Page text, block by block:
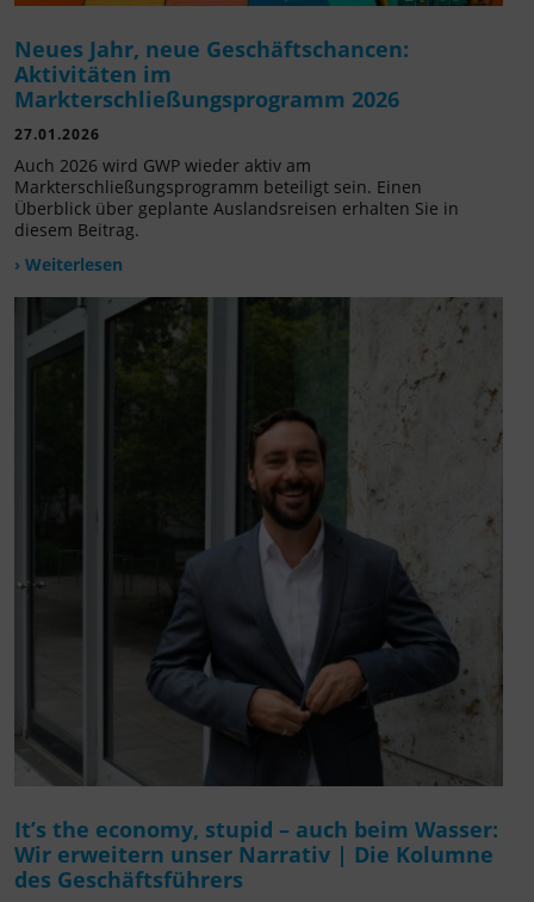
Neues Jahr, neue Geschäftschancen:
Aktivitäten im
Markterschließungsprogramm 2026
27.01.2026
Auch 2026 wird GWP wieder aktiv am
Markterschließungsprogramm beteiligt sein. Einen
Überblick über geplante Auslandsreisen erhalten Sie in
diesem Beitrag.
› Weiterlesen
It’s the economy, stupid – auch beim Wasser:
Wir erweitern unser Narrativ | Die Kolumne
des Geschäftsführers